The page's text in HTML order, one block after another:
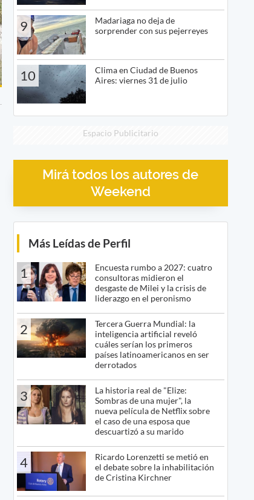
9
Madariaga no deja de
sorprender con sus pejerreyes
10
Clima en Ciudad de Buenos
Aires: viernes 31 de julio
Espacio Publicitario
Mirá todos los autores de
Weekend
Más Leídas de Perfil
1
Encuesta rumbo a 2027: cuatro
consultoras midieron el
desgaste de Milei y la crisis de
liderazgo en el peronismo
2
Tercera Guerra Mundial: la
inteligencia artificial reveló
cuáles serían los primeros
países latinoamericanos en ser
derrotados
3
La historia real de "Elize:
Sombras de una mujer", la
nueva película de Netflix sobre
el caso de una esposa que
descuartizó a su marido
4
Ricardo Lorenzetti se metió en
el debate sobre la inhabilitación
de Cristina Kirchner